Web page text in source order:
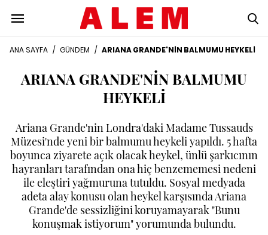
ANA SAYFA / GÜNDEM / ARIANA GRANDE'NİN BALMUMU HEYKELİ
ARIANA GRANDE'NİN BALMUMU
HEYKELİ
Ariana Grande'nin Londra'daki Madame Tussauds
Müzesi'nde yeni bir balmumu heykeli yapıldı. 5 hafta
boyunca ziyarete açık olacak heykel, ünlü şarkıcının
hayranları tarafından ona hiç benzememesi nedeni
ile eleştiri yağmuruna tutuldu. Sosyal medyada
adeta alay konusu olan heykel karşısında Ariana
Grande'de sessizliğini koruyamayarak "Bunu
konuşmak istiyorum" yorumunda bulundu.